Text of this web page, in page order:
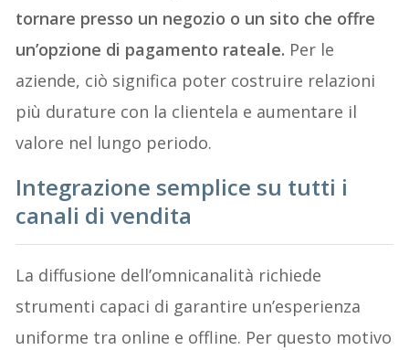
tornare presso un negozio o un sito che offre
un’opzione di pagamento rateale. Per le
aziende, ciò significa poter costruire relazioni
più durature con la clientela e aumentare il
valore nel lungo periodo.
Integrazione semplice su tutti i
canali di vendita
La diffusione dell’omnicanalità richiede
strumenti capaci di garantire un’esperienza
uniforme tra online e offline. Per questo motivo